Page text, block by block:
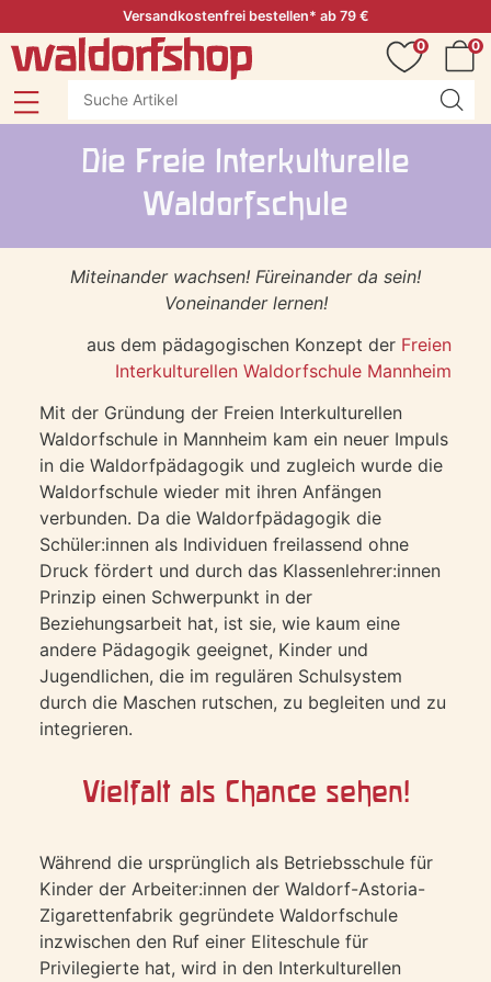
Versandkostenfrei bestellen* ab 79 €
0
0
Die Freie Interkulturelle
Waldorfschule
Miteinander wachsen! Füreinander da sein!
Voneinander lernen!
aus dem pädagogischen Konzept der Freien
Interkulturellen Waldorfschule Mannheim
Mit der Gründung der Freien Interkulturellen
Waldorfschule in Mannheim kam ein neuer Impuls
in die Waldorfpädagogik und zugleich wurde die
Waldorfschule wieder mit ihren Anfängen
verbunden. Da die Waldorfpädagogik die
Schüler:innen als Individuen freilassend ohne
Druck fördert und durch das Klassenlehrer:innen
Prinzip einen Schwerpunkt in der
Beziehungsarbeit hat, ist sie, wie kaum eine
andere Pädagogik geeignet, Kinder und
Jugendlichen, die im regulären Schulsystem
durch die Maschen rutschen, zu begleiten und zu
integrieren.
Vielfalt als Chance sehen!
Während die ursprünglich als Betriebsschule für
Kinder der Arbeiter:innen der Waldorf-Astoria-
Zigarettenfabrik gegründete Waldorfschule
inzwischen den Ruf einer Eliteschule für
Privilegierte hat, wird in den Interkulturellen